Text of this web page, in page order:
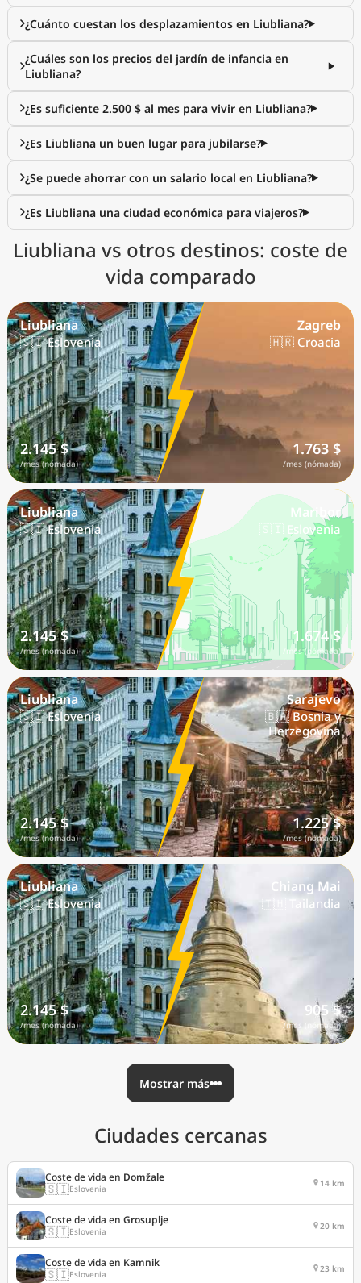
¿Cuánto cuestan los desplazamientos en Liubliana?
¿Cuáles son los precios del jardín de infancia en
Liubliana?
¿Es suficiente 2.500 $ al mes para vivir en Liubliana?
¿Es Liubliana un buen lugar para jubilarse?
¿Se puede ahorrar con un salario local en Liubliana?
¿Es Liubliana una ciudad económica para viajeros?
Liubliana vs otros destinos: coste de
vida comparado
Liubliana
🇸🇮 Eslovenia
2.145 $
/mes (nómada)
Zagreb
🇭🇷 Croacia
1.763 $
/mes (nómada)
Liubliana
🇸🇮 Eslovenia
2.145 $
/mes (nómada)
Maribor
🇸🇮 Eslovenia
1.674 $
/mes (nómada)
Liubliana
🇸🇮 Eslovenia
2.145 $
/mes (nómada)
Sarajevo
🇧🇦 Bosnia y
Herzegovina
1.225 $
/mes (nómada)
Liubliana
🇸🇮 Eslovenia
2.145 $
/mes (nómada)
Chiang Mai
🇹🇭 Tailandia
905 $
/mes (nómada)
Mostrar más
Ciudades cercanas
Coste de vida en Domžale
🇸🇮Eslovenia 14 km
Coste de vida en Grosuplje
🇸🇮Eslovenia 20 km
Coste de vida en Kamnik
🇸🇮Eslovenia 23 km